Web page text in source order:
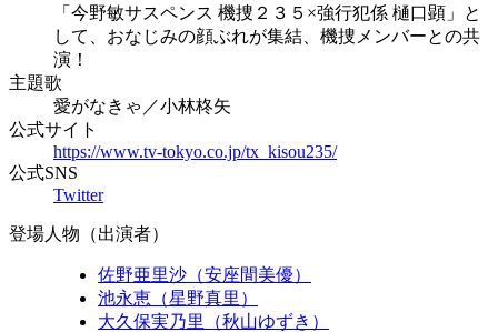
「今野敏サスペンス 機捜２３５×強行犯係 樋口顕」と
して、おなじみの顔ぶれが集結、機捜メンバーとの共
演！
主題歌
愛がなきゃ／小林柊矢
公式サイト
https://www.tv-tokyo.co.jp/tx_kisou235/
公式SNS
Twitter
登場人物（出演者）
佐野亜里沙（安座間美優）
池永恵（星野真里）
大久保実乃⾥（秋山ゆずき）